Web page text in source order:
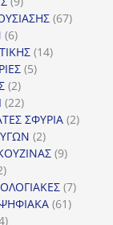
προϊόντα
6767
66
προϊόντα
1414
55
22
προϊόντα
2222
προϊόντα
ΣΦΥΡΙΑ 22
22
προϊόντα
99
552
προϊόντα
77
6161
14